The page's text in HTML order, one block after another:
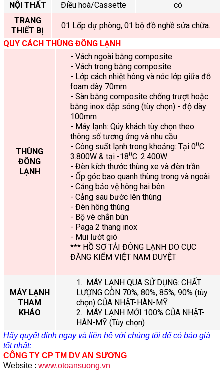
NỘI THẤT Điều hoà/Cassette
có
TRANG
THIẾT BỊ
01 Lốp dự phòng, 01 bộ đồ nghề sửa chữa.
QUY CÁCH THÙNG ĐÔNG LẠNH
THÙNG
ĐÔNG
LẠNH
- Vách ngoài bằng composite
- Vách trong bằng composite
- Lớp cách nhiệt hông và nóc lớp giữa đỗ
foam dày 70mm
- Sàn bằng composite chống trượt hoặc
bằng inox dập sóng (tùy chọn) - độ dày
100mm
- Máy lạnh: Qúy khách tùy chọn theo
thông số tương ứng và nhu cầu
- Công suất lạnh trong khoảng: Tại 00C:
3.800W & tại -180C: 2.400W
- Đèn kích thước thùng xe và đèn trần
- Ốp góc bao quanh thùng trong và ngoài
- Cảng bảo vệ hông hai bên
- Cảng sau bước lên thùng
- Đèn hông thùng
- Bộ vè chắn bùn
- Paga 2 thang inox
- Mui lướt gió
*** HỒ SƠ TẢI ĐÔNG LẠNH DO CỤC
ĐĂNG KIỂM VIỆT NAM DUYỆT
MÁY LẠNH
THAM
KHÁO
1. MÁY LẠNH QUA SỬ DỤNG: CHẤT
LƯỢNG CÒN 70%, 80%, 85%, 90% (tùy
chọn) CỦA NHẬT-HÀN-MỸ
2. MÁY LẠNH MỚI 100% CỦA NHẬT-
HÀN-MỸ (Tùy chọn)
Hãy quyết định ngay và liên hệ với chúng tôi để có báo giá
tốt nhất:
CÔNG TY CP TM DV AN SƯƠNG
Website : www.otoansuong.vn